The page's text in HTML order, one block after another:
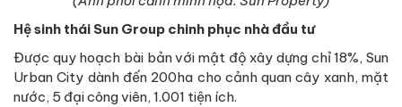
Hệ sinh thái Sun Group chinh phục nhà đầu tư
Được quy hoạch bài bản với mật độ xây dựng chỉ 18%, Sun
Urban City dành đến 200ha cho cảnh quan cây xanh, mặt
nước, 5 đại công viên, 1.001 tiện ích.